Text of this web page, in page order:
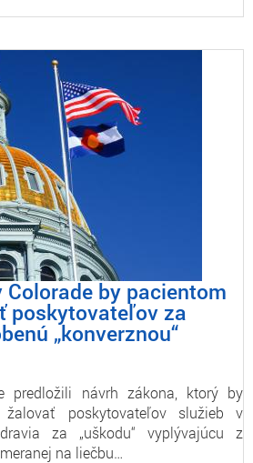
Colorade by pacientom
poskytovateľov za
„konverznou“
predložili návrh zákona, ktorý by
poskytovateľov služieb v
za „uškodu“ vyplývajúcu z
na liečbu…